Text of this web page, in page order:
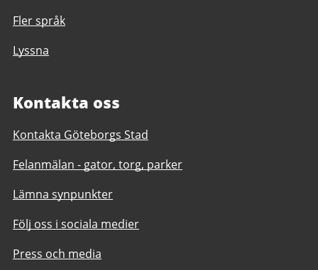
Fler språk
Lyssna
Kontakta oss
Kontakta Göteborgs Stad
Felanmälan - gator, torg, parker
Lämna synpunkter
Följ oss i sociala medier
Press och media